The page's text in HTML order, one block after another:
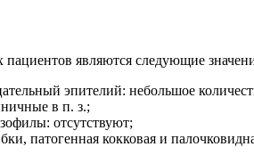
являются следующие
эпителий: небольшое
в п. з.;
отсутствуют;
патогенная кокковая и